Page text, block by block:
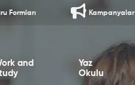
Kampanyalar
Formları
and
Yaz
Okulu